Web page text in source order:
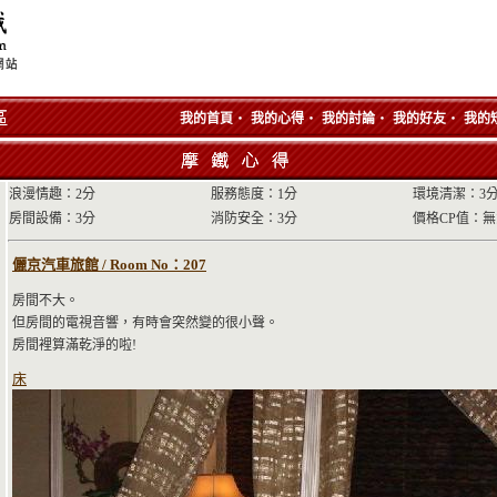
我的首頁 ‧ 我的心得 ‧ 我的討論 ‧ 我的好友 ‧ 我的
浪漫情趣：2分 服務態度：1分
環境清潔：3
房間設備：3分
消防安全：3分 價格CP值：
儷京汽車旅館 / Room No：207
房間不大。
但房間的電視音響，有時會突然變的很小聲。
房間裡算滿乾淨的啦!
床